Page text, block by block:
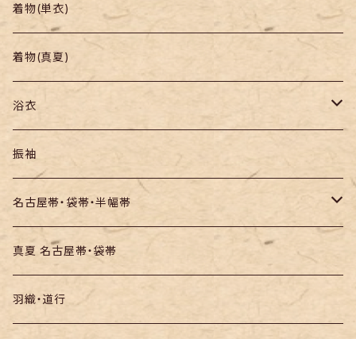
帯
羽織り・道行
小紋
色無地・江戸小紋
紬
訪問着・付下
お召し
着物(単衣)
着物(真夏)
浴衣
セオα・ポリ
木綿・綿麻
絞りの浴衣
振袖
名古屋帯・袋帯・半幅帯
名古屋帯
袋帯
真夏 名古屋帯・袋帯
羽織・道行